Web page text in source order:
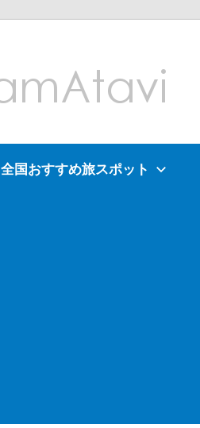
全国おすすめ旅スポット